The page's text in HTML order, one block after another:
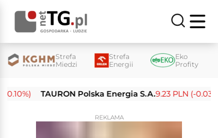
Strefa
Miedzi
Strefa
Energii
Eko
Profity
TAURON Polska Energia S.A.9.23 PLN (-0.03%)
REKLAMA